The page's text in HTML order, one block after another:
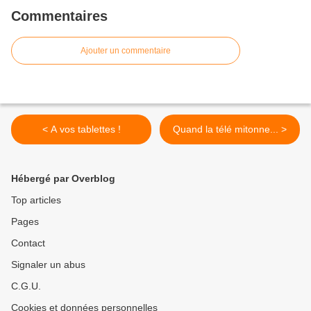
Commentaires
Ajouter un commentaire
< A vos tablettes ! Quand la télé mitonne... >
Hébergé par Overblog
Top articles
Pages
Contact
Signaler un abus
C.G.U.
Cookies et données personnelles